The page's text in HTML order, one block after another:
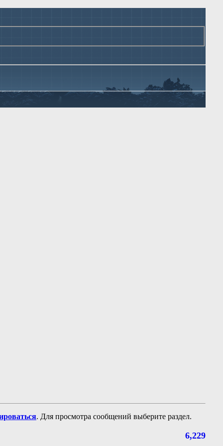
. Для просмотра сообщений выберите раздел.
6,229